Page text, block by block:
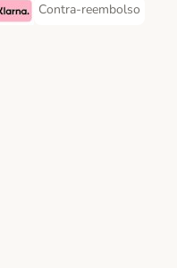
Method
Method
Payment Method
Contra-reembolso
Contra-reembolso
Method
Method